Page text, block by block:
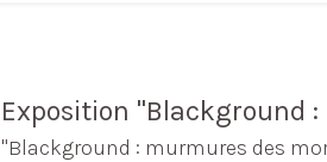
Exposition "Blackground
"Blackground : murmures des